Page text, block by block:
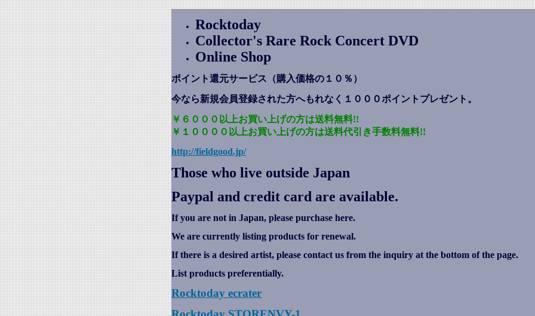
Rocktoday
Collector's Rare Rock Concert DVD
Online Shop
ポイント還元サービス（購入価格の１０％）
今なら新規会員登録された方へもれなく１０００ポイントプレゼント 。
￥６０００以上お買い上げの方は送料無料!!
￥１００００以上お買い上げの方は送料代引き手数料無料!!
http://fieldgood.jp/
Those who live outside Japan
Paypal and credit card are available.
If you are not in Japan, please purchase here.
We are currently listing products for renewal.
If there is a desired artist, please contact us from the inquiry at the bottom of the page.
List products preferentially.
Rocktoday ecrater